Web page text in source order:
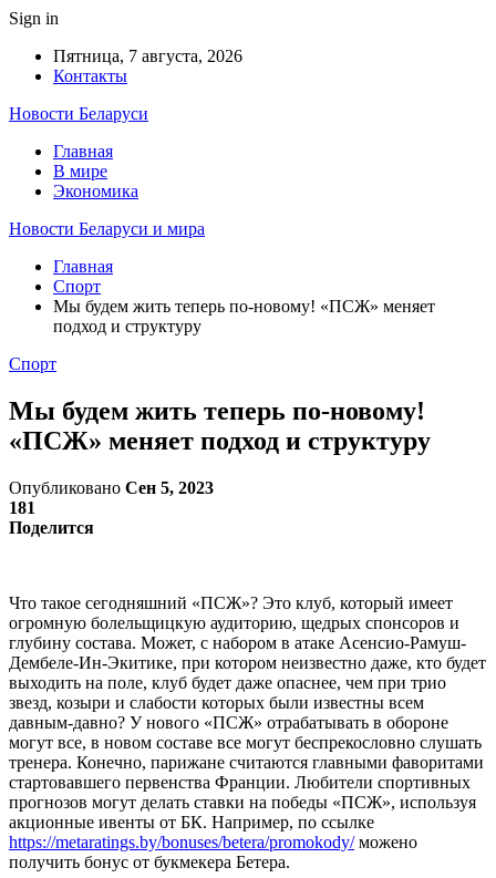
Sign in
Пятница, 7 августа, 2026
Контакты
Новости Беларуси
Главная
В мире
Экономика
Новости Беларуси и мира
Главная
Спорт
Мы будем жить теперь по-новому! «ПСЖ» меняет
подход и структуру
Спорт
Мы будем жить теперь по-новому!
«ПСЖ» меняет подход и структуру
Опубликовано Сен 5, 2023
181
Поделится
Что такое сегодняшний «ПСЖ»? Это клуб, который имеет
огромную болельщицкую аудиторию, щедрых спонсоров и
глубину состава. Может, с набором в атаке Асенсио-Рамуш-
Дембеле-Ин-Экитике, при котором неизвестно даже, кто будет
выходить на поле, клуб будет даже опаснее, чем при трио
звезд, козыри и слабости которых были известны всем
давным-давно? У нового «ПСЖ» отрабатывать в обороне
могут все, в новом составе все могут беспрекословно слушать
тренера. Конечно, парижане считаются главными фаворитами
стартовавшего первенства Франции. Любители спортивных
прогнозов могут делать ставки на победы «ПСЖ», используя
акционные ивенты от БК. Например, по ссылке
https://metaratings.by/bonuses/betera/promokody/можено
получить бонус от букмекера Бетера.